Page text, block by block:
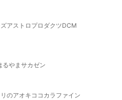
アストロプロダクツDCM
るやま サカゼン
のアオキ ココカラファイン